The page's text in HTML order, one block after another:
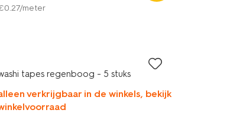
0.27/meter
tapes regenboog - 5 stuks
verkrijgbaar in de winkels, bekijk